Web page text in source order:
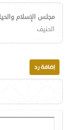
مجلس الإسلام
الحنيف